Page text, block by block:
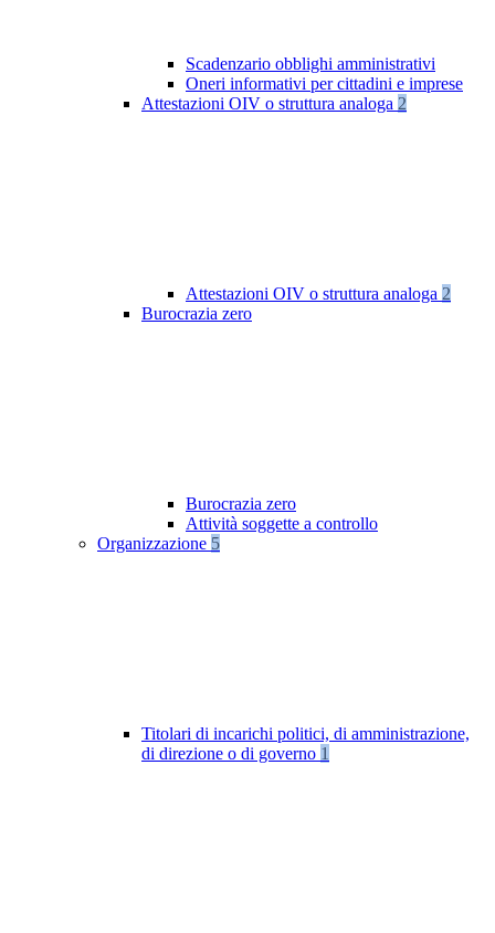
Scadenzario obblighi amministrativi
Oneri informativi per cittadini e imprese
Attestazioni OIV o struttura analoga 2
Attestazioni OIV o struttura analoga 2
Burocrazia zero
Burocrazia zero
Attività soggette a controllo
Organizzazione 5
Titolari di incarichi politici, di amministrazione,
di direzione o di governo 1